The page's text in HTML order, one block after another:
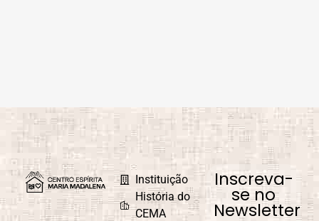
Instituição
História do
CEMA
Inscreva-
se no
Newsletter